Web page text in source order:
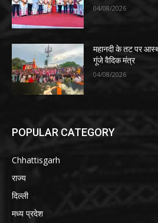
04/08/2026
​महानदी के तट पर
गूंजे वैदिक मंत्र
04/08/2026
POPULAR CATEGORY
Chhattisgarh
राज्य
दिल्ली
मध्य प्रदेश